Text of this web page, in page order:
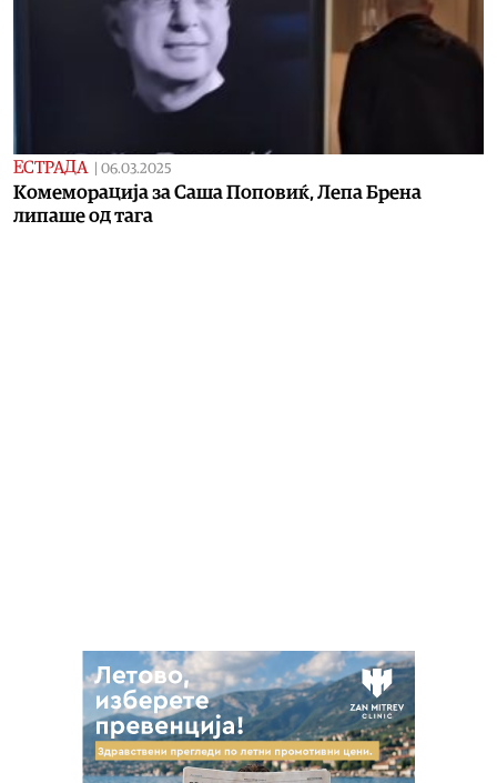
ЕСТРАДА | 06.03.2025
Комеморација за Саша Поповиќ, Лепа Брена
липаше од тага